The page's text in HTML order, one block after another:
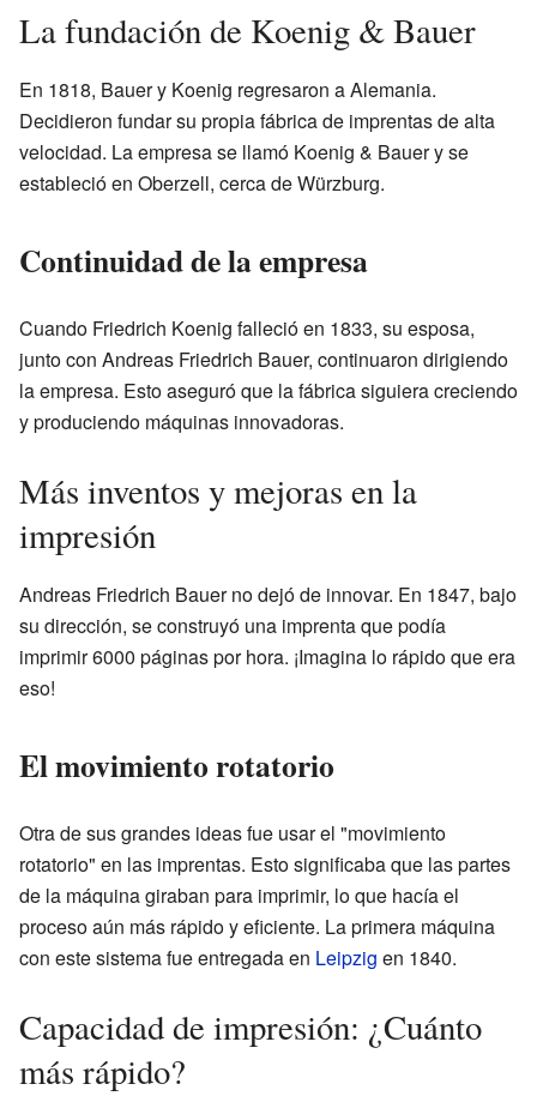
La fundación de Koenig & Bauer
En 1818, Bauer y Koenig regresaron a Alemania.
Decidieron fundar su propia fábrica de imprentas de alta
velocidad. La empresa se llamó Koenig & Bauer y se
estableció en Oberzell, cerca de Würzburg.
Continuidad de la empresa
Cuando Friedrich Koenig falleció en 1833, su esposa,
junto con Andreas Friedrich Bauer, continuaron dirigiendo
la empresa. Esto aseguró que la fábrica siguiera creciendo
y produciendo máquinas innovadoras.
Más inventos y mejoras en la
impresión
Andreas Friedrich Bauer no dejó de innovar. En 1847, bajo
su dirección, se construyó una imprenta que podía
imprimir 6000 páginas por hora. ¡Imagina lo rápido que era
eso!
El movimiento rotatorio
Otra de sus grandes ideas fue usar el "movimiento
rotatorio" en las imprentas. Esto significaba que las partes
de la máquina giraban para imprimir, lo que hacía el
proceso aún más rápido y eficiente. La primera máquina
con este sistema fue entregada en Leipzig en 1840.
Capacidad de impresión: ¿Cuánto
más rápido?